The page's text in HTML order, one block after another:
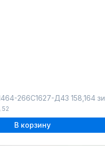
266С1627-Д43 158,164 зимнее_небо
, 52
В корзину